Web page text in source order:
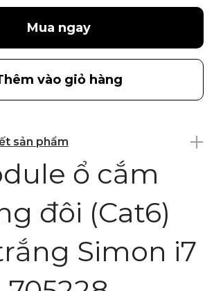
Mua ngay
vào giỏ hàng
sản phẩm
ổ cắm
đôi (Cat6)
Simon i7